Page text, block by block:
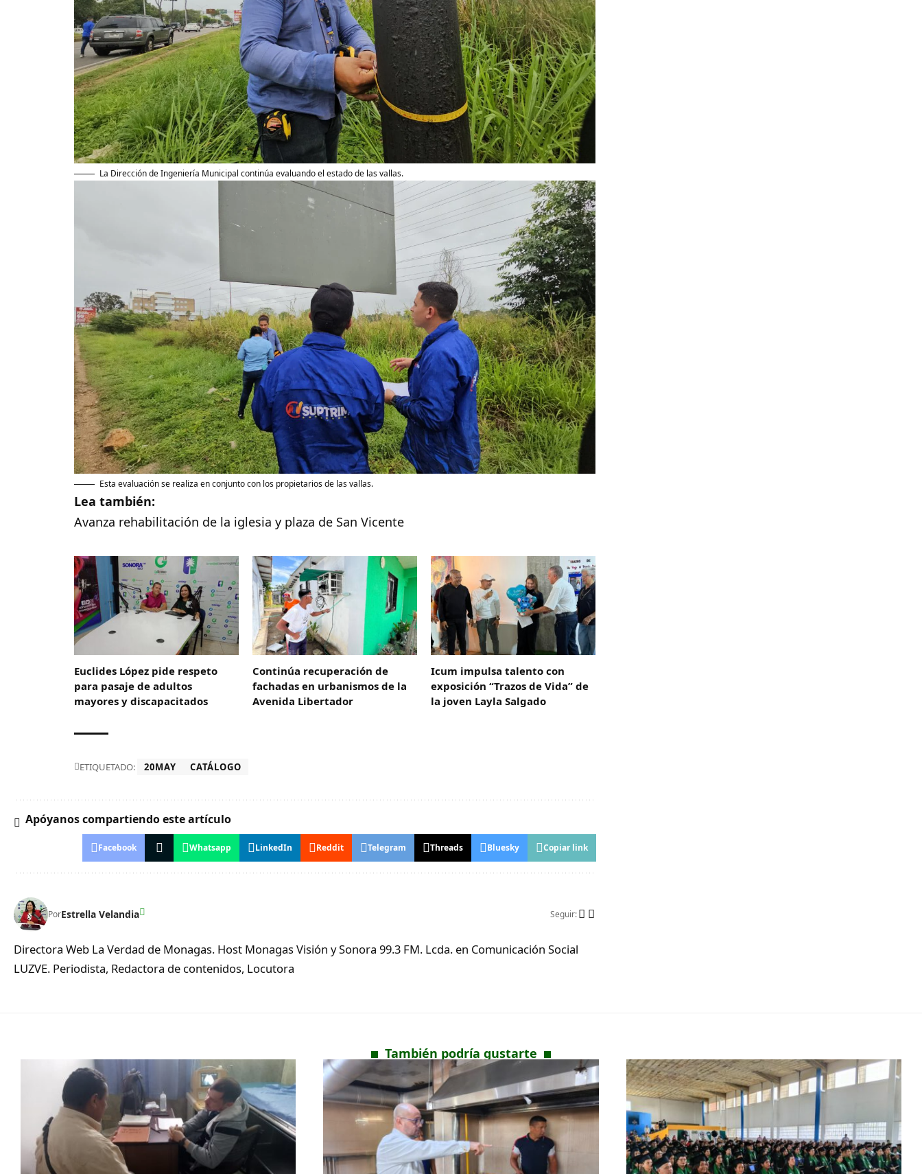
La Dirección de Ingeniería Municipal continúa evaluando el estado de las vallas.
Esta evaluación se realiza en conjunto con los propietarios de las vallas.
Lea también:
Avanza rehabilitación de la iglesia y plaza de San Vicente
Euclides López pide respeto
para pasaje de adultos
mayores y discapacitados
Continúa recuperación de
fachadas en urbanismos de la
Avenida Libertador
Icum impulsa talento con
exposición “Trazos de Vida” de
la joven Layla Salgado‎
ETIQUETADO: 20MAY CATÁLOGO
Apóyanos compartiendo este artículo
Facebook Whatsapp LinkedIn Reddit Telegram Threads Bluesky Copiar link
PorEstrella Velandia Seguir:
Directora Web La Verdad de Monagas. Host Monagas Visión y Sonora 99.3 FM. Lcda. en Comunicación Social
LUZVE. Periodista, Redactora de contenidos, Locutora
También podría gustarte